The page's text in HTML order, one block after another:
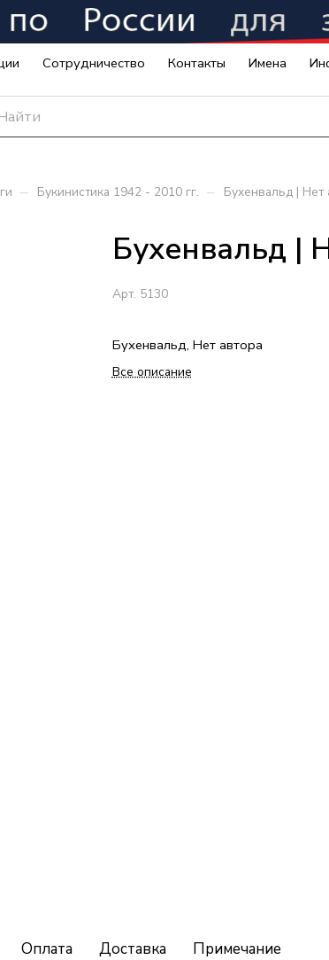
Сотрудничество Контакты Имена
– Букинистика 1942 - 2010 гг. – Бухенвальд | Нет
Бухенвальд |
Арт. 5130
Бухенвальд, Нет автора
Все описание
Оплата Доставка Примечание